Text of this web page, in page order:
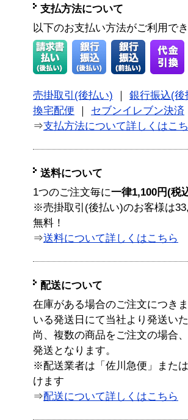
支払方法について
以下のお支払い方法がご利用で
売掛取引(後払い)
銀行振込(後
換宅配便
セブンイレブン決済
⇒支払方法について詳しくはこ
送料について
1つのご注文毎に一律1,100円(税
※売掛取引(後払い)のお客様は
無料！
⇒送料について詳しくはこちら
配送について
在庫がある場合のご注文につき
いる発送日にて当社より発送い
尚、複数の商品をご注文の場合
発送となります。
※配送業者は「佐川急便」また
けます
⇒配送について詳しくはこちら